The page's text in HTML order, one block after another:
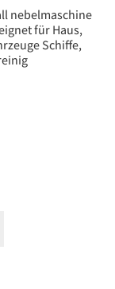
nebelmaschine
für Haus,
Schiffe,